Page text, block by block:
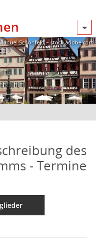
Schönfeld – stock.adobe.com
des
- Termine